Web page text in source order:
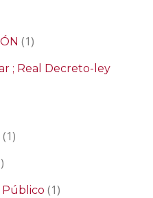
(1)
; Real Decreto-ley
(1)
Público (1)